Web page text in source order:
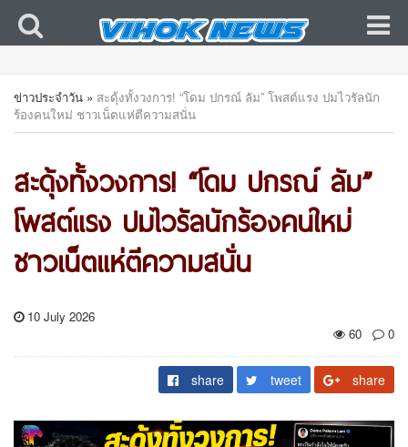
ข่าวประจำวัน » สะดุ้งทั้งวงการ! “โดม ปกรณ์ ลัม” โพสต์แรง ปมไวรัลนัก
ร้องคนใหม่ ชาวเน็ตแห่ตีความสนั่น
สะดุ้งทั้งวงการ! “โดม ปกรณ์ ลัม”
โพสต์แรง ปมไวรัลนักร้องคนใหม่
ชาวเน็ตแห่ตีความสนั่น
10 July 2026
60
0
share tweet share